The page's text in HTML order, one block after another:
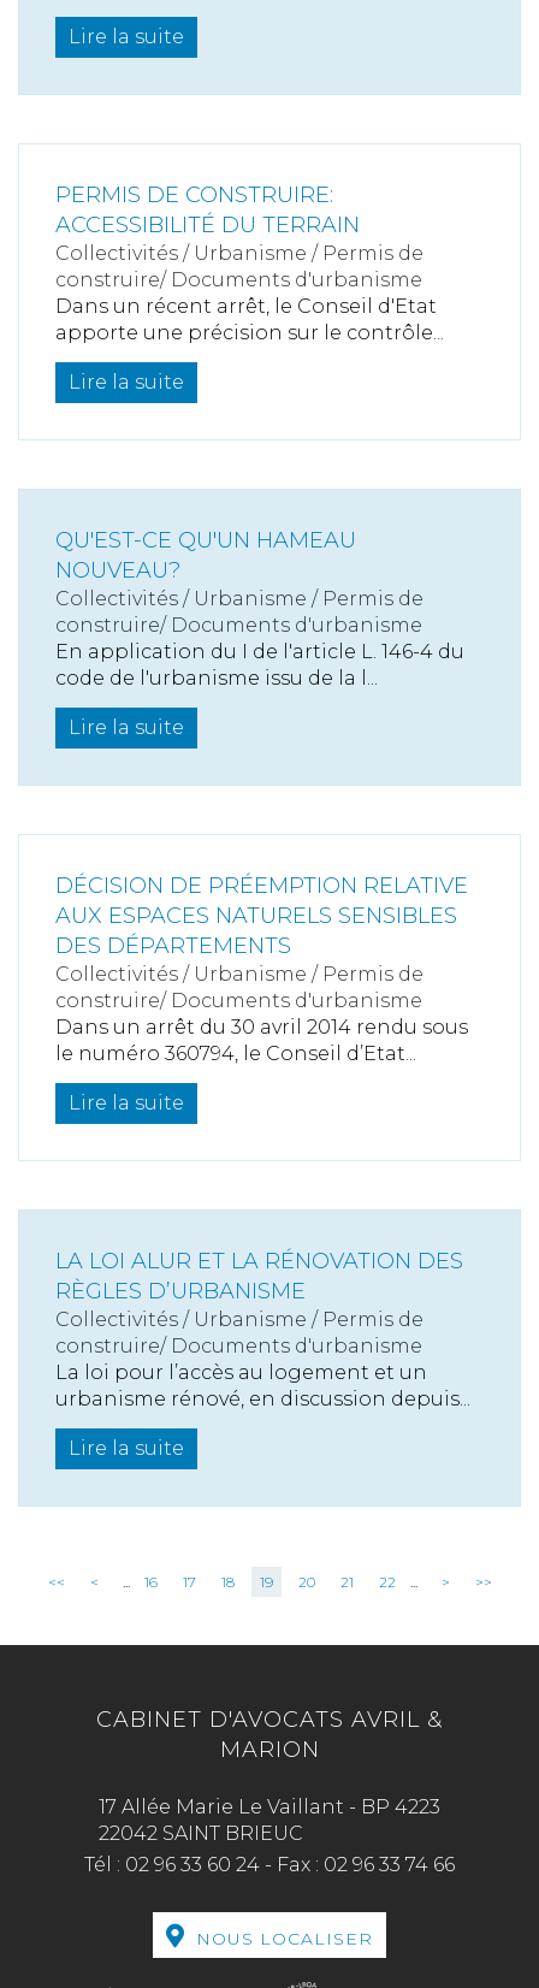
Lire la suite
PERMIS DE CONSTRUIRE:
ACCESSIBILITÉ DU TERRAIN
Collectivités / Urbanisme / Permis de
construire/ Documents d'urbanisme
Dans un récent arrêt, le Conseil d'Etat
apporte une précision sur le contrôle...
Lire la suite
QU'EST-CE QU'UN HAMEAU
NOUVEAU?
Collectivités / Urbanisme / Permis de
construire/ Documents d'urbanisme
En application du I de l'article L. 146-4 du
code de l'urbanisme issu de la l...
Lire la suite
DÉCISION DE PRÉEMPTION RELATIVE
AUX ESPACES NATURELS SENSIBLES
DES DÉPARTEMENTS
Collectivités / Urbanisme / Permis de
construire/ Documents d'urbanisme
Dans un arrêt du 30 avril 2014 rendu sous
le numéro 360794, le Conseil d’Etat...
Lire la suite
LA LOI ALUR ET LA RÉNOVATION DES
RÈGLES D’URBANISME
Collectivités / Urbanisme / Permis de
construire/ Documents d'urbanisme
La loi pour l’accès au logement et un
urbanisme rénové, en discussion depuis...
Lire la suite
<< < 16 17 18 19 20 21 22 > >>
CABINET D'AVOCATS AVRIL &
MARION
17 Allée Marie Le Vaillant - BP 4223
22042 SAINT BRIEUC
Tél : 02 96 33 60 24 - Fax : 02 96 33 74 66
NOUS LOCALISER